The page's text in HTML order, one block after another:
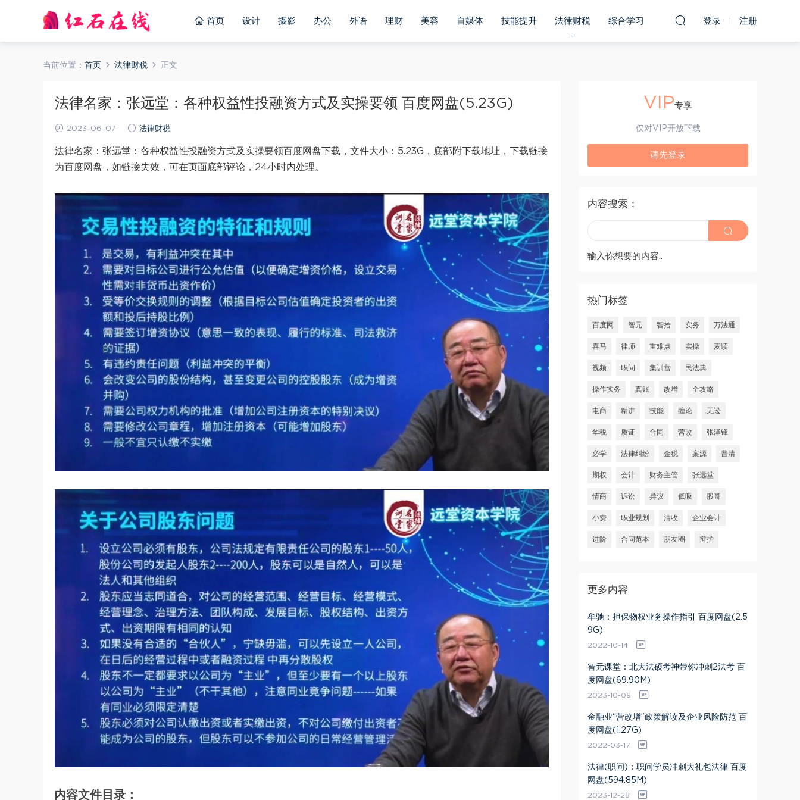
首页 设计 摄影 办公 外语 理财 美容 自媒体 技能提升 法律财税 综合学习 登录 注册
当前位置： 首页 法律财税 正文
法律名家：张远堂：各种权益性投融资方式及实操要领 百度网盘(5.23G)
2023-06-07 法律财税
法律名家：张远堂：各种权益性投融资方式及实操要领百度网盘下载，文件大小：5.23G，底部附下载地址，下载链接
为百度网盘，如链接失效，可在页面底部评论，24小时内处理。
内容文件目录：
VIP专享
仅对VIP开放下载
请先登录
内容搜索：
输入你想要的内容..
热门标签
百度网 智元 智拾 实务 万法通
喜马 律师 重难点 实操 麦读
视频 职问 集训营 民法典
操作实务 真账 改增 全攻略
电商 精讲 技能 缠论 无讼
华税 质证 合同 营改 张泽锋
必学 法律纠纷 金税 案源 普清
期权 会计 财务主管 张远堂
情商 诉讼 异议 低吸 股哥
小费 职业规划 清收 企业会计
进阶 合同范本 朋友圈 辩护
更多内容
牟驰：担保物权业务操作指引 百度网盘(2.5
9G)
2022-10-14
智元课堂：北大法硕考神带你冲刺2法考 百
度网盘(69.90M)
2023-10-09
金融业“营改增”政策解读及企业风险防范 百
度网盘(1.27G)
2022-03-17
法律(职问)：职问学员冲刺大礼包法律 百度
网盘(594.85M)
2023-12-28